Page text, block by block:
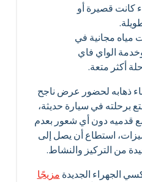
كانت قصيرة أو
مياه مجانية في
الواي فاي
أكثر متعة.
ذهابه لحضور عرض ناجح
برحلته في سيارة حديثة،
قدميه دون أي شعور بعدم
استطاع أن يصل إلى
من التركيز والنشاط.
الجهراء الجديدةمزيجًا